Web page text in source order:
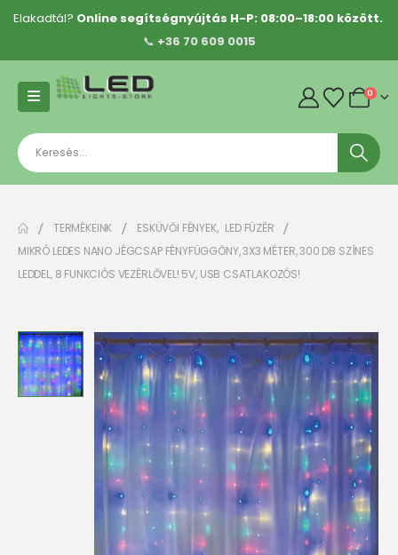
Elakadtál? Online segítségnyújtás H-P: 08:00–18:00 között.
📞 +36 70 609 0015
0
TERMÉKEINK ESKÜVŐI FÉNYEK, LED FÜZÉR
MIKRÓ LEDES NANO JÉGCSAP FÉNYFÜGGÖNY, 3X3 MÉTER, 300 DB SZÍNES
LEDDEL, 8 FUNKCIÓS VEZÉRLŐVEL! 5V, USB CSATLAKOZÓS!